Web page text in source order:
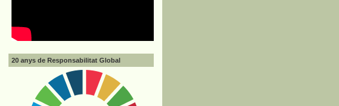
20 anys de Responsabilitat Global